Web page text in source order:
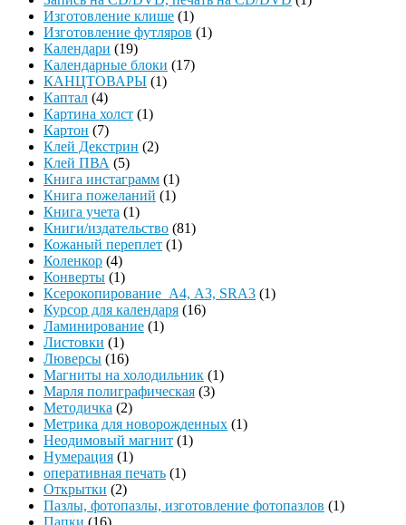
Изготовление клише (1)
Изготовление футляров (1)
Календари (19)
Календарные блоки (17)
КАНЦТОВАРЫ (1)
Каптал (4)
Картина холст (1)
Картон (7)
Клей Декстрин (2)
Клей ПВА (5)
Книга инстаграмм (1)
Книга пожеланий (1)
Книга учета (1)
Книги/издательство (81)
Кожаный переплет (1)
Коленкор (4)
Конверты (1)
Ксерокопирование А4, А3, SRA3 (1)
Курсор для календаря (16)
Ламинирование (1)
Листовки (1)
Люверсы (16)
Магниты на холодильник (1)
Марля полиграфическая (3)
Методичка (2)
Метрика для новорожденных (1)
Неодимовый магнит (1)
Нумерация (1)
оперативная печать (1)
Открытки (2)
Пазлы, фотопазлы, изготовление фотопазлов (1)